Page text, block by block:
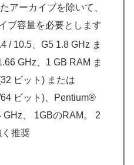
アーカイブを除いて、
ブ容量を必要とします
/ 10.5、G5 1.8 GHz ま
GHz、1 GB RAM ま
ビット) または
ビット)、Pentium®
GHz、 1GBのRAM。 2
推奨